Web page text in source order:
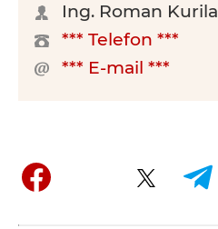
Ing. Roman Kurila
*** Telefon ***
*** E-mail ***